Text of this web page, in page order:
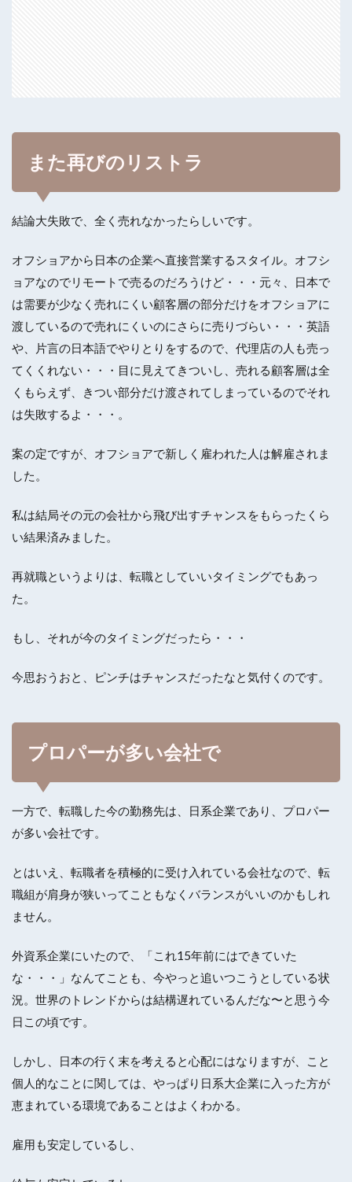
また再びのリストラ
結論大失敗で、全く売れなかったらしいです。
オフショアから日本の企業へ直接営業するスタイル。オフシ
ョアなのでリモートで売るのだろうけど・・・元々、日本で
は需要が少なく売れにくい顧客層の部分だけをオフショアに
渡しているので売れにくいのにさらに売りづらい・・・英語
や、片言の日本語でやりとりをするので、代理店の人も売っ
てくくれない・・・目に見えてきついし、売れる顧客層は全
くもらえず、きつい部分だけ渡されてしまっているのでそれ
は失敗するよ・・・。
案の定ですが、オフショアで新しく雇われた人は解雇されま
した。
私は結局その元の会社から飛び出すチャンスをもらったくら
い結果済みました。
再就職というよりは、転職としていいタイミングでもあっ
た。
もし、それが今のタイミングだったら・・・
今思おうおと、ピンチはチャンスだったなと気付くのです。
プロパーが多い会社で
一方で、転職した今の勤務先は、日系企業であり、プロパー
が多い会社です。
とはいえ、転職者を積極的に受け入れている会社なので、転
職組が肩身が狭いってこともなくバランスがいいのかもしれ
ません。
外資系企業にいたので、「これ15年前にはできていた
な・・・」なんてことも、今やっと追いつこうとしている状
況。世界のトレンドからは結構遅れているんだな〜と思う今
日この頃です。
しかし、日本の行く末を考えると心配にはなりますが、こと
個人的なことに関しては、やっぱり日系大企業に入った方が
恵まれている環境であることはよくわかる。
雇用も安定しているし、